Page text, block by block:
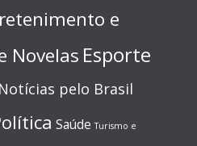
e
Novelas Esporte
Notícias pelo Brasil
Saúde Turismo e